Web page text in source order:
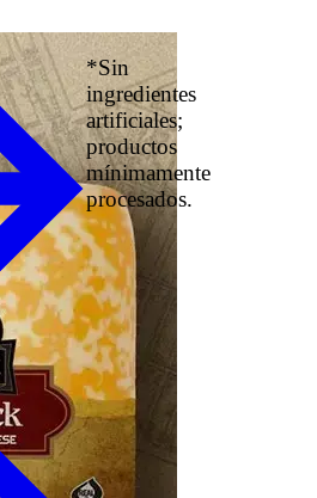
*Sin
ingredientes
artificiales;
productos
mínimamente
procesados.